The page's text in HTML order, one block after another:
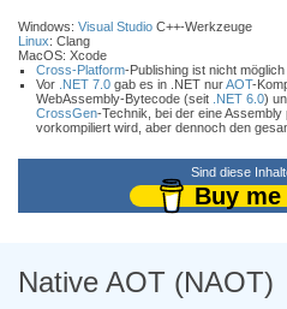
Windows: Visual Studio C++-Werkzeuge
Linux: Clang
MacOS: Xcode
Cross-Platform-Publishing ist nicht möglich
Vor .NET 7.0 gab es in .NET nurAOT-
WebAssembly-Bytecode (seit .NET 6.0)
CrossGen-Technik, bei der eine
vorkompiliert wird, aber dennoch den
Sind diese
Buy
Native AOT (NAOT)